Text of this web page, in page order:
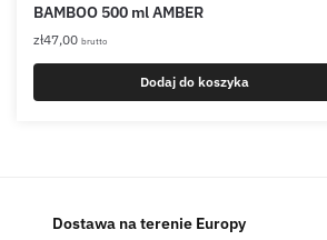
BAMBOO 500 ml AMBER
zł47,00 brutto
Dodaj do koszyka
Dostawa na terenie Europy